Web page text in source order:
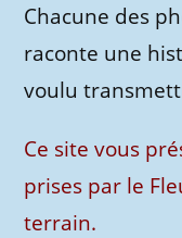
Chacune des
raconte une
voulu
Ce site vous
prises par le
terrain.